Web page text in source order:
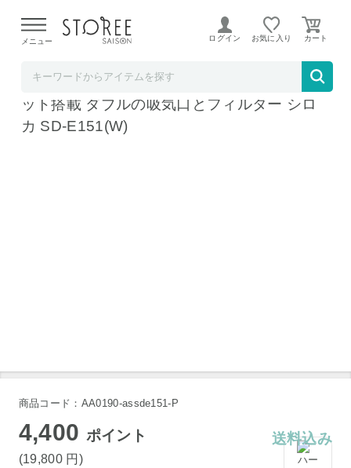
よる配送遅延が発生しております。
メニュー ログイン お気に入り
気化式加湿器 気化式 加湿器 4.7L イオンユニ
ット搭載 ダブルの吸気口とフィルター シロ
カ SD-E151(W)
商品コード：AA0190-assde151-P
4,400 ポイント
(19,800 円 )
送料込み